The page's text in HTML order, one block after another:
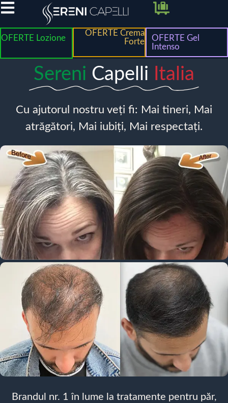
OFERTE Lozione
OFERTE Crema
Forte
OFERTE Gel
Intenso
Sereni Capelli Italia
Cu ajutorul nostru veți fi: Mai tineri, Mai
atrăgători, Mai iubiți, Mai respectați.
Brandul nr. 1 în lume la tratamente pentru păr,